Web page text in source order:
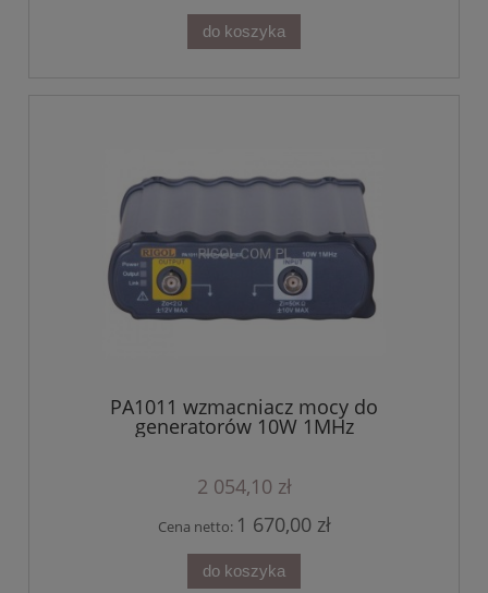
do koszyka
PA1011 wzmacniacz mocy do
generatorów 10W 1MHz
2 054,10 zł
Cena netto: 1 670,00 zł
do koszyka